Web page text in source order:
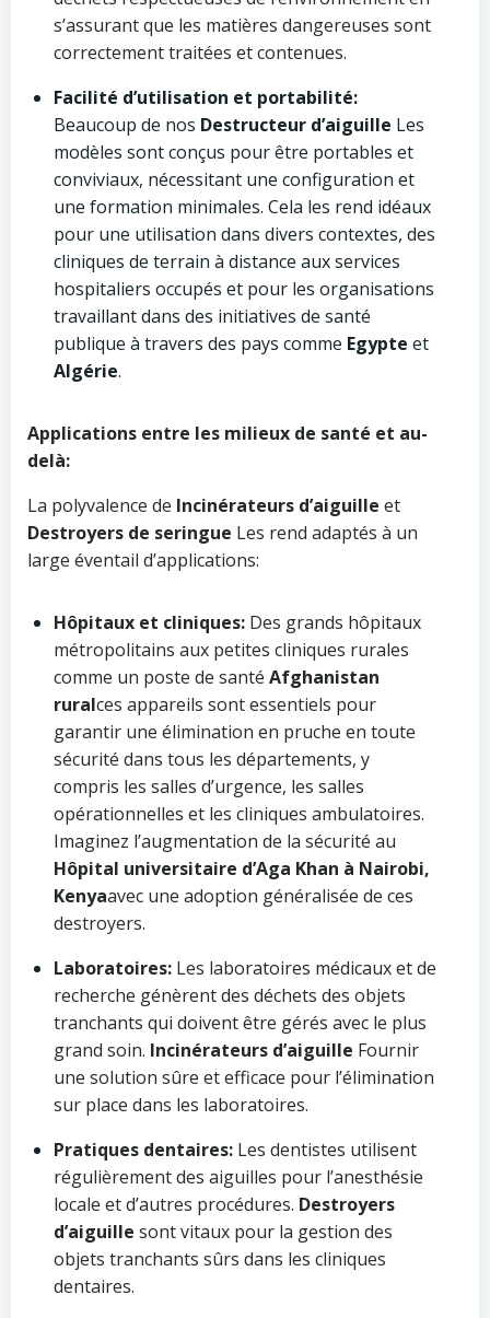
s’assurant que les matières dangereuses sont
correctement traitées et contenues.
Facilité d’utilisation et portabilité:
Beaucoup de nos Destructeur d’aiguille Les
modèles sont conçus pour être portables et
conviviaux, nécessitant une configuration et
une formation minimales. Cela les rend idéaux
pour une utilisation dans divers contextes, des
cliniques de terrain à distance aux services
hospitaliers occupés et pour les organisations
travaillant dans des initiatives de santé
publique à travers des pays comme Egypte et
Algérie.
Applications entre les milieux de santé et au-
delà:
La polyvalence de Incinérateurs d’aiguille et
Destroyers de seringue Les rend adaptés à un
large éventail d’applications:
Hôpitaux et cliniques: Des grands hôpitaux
métropolitains aux petites cliniques rurales
comme un poste de santé Afghanistan
ruralces appareils sont essentiels pour
garantir une élimination en pruche en toute
sécurité dans tous les départements, y
compris les salles d’urgence, les salles
opérationnelles et les cliniques ambulatoires.
Imaginez l’augmentation de la sécurité au
Hôpital universitaire d’Aga Khan à Nairobi,
Kenyaavec une adoption généralisée de ces
destroyers.
Laboratoires: Les laboratoires médicaux et de
recherche génèrent des déchets des objets
tranchants qui doivent être gérés avec le plus
grand soin. Incinérateurs d’aiguille Fournir
une solution sûre et efficace pour l’élimination
sur place dans les laboratoires.
Pratiques dentaires: Les dentistes utilisent
régulièrement des aiguilles pour l’anesthésie
locale et d’autres procédures. Destroyers
d’aiguille sont vitaux pour la gestion des
objets tranchants sûrs dans les cliniques
dentaires.